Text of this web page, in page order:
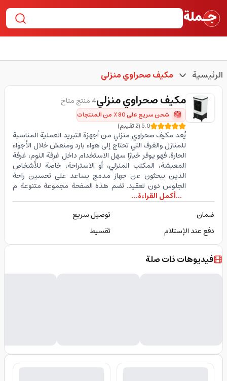
الرئيسية مكيف صحراوي منزلي
مكيف صحراوي منزلي4 منتج متاح
شحن سريع على 80٪ من المنتجات
5.0
(
2تقييم)
يُعد مكيف صحراوي منزلي من أجهزة التبريد العملية المناسبة
للمنازل والغرف التي تحتاج إلى هواء بارد ومنعش خلال الأجواء
الحارة. فهو يوفر خيارًا سهل الاستخدام داخل غرفة النوم، غرفة
المعيشة، المكتب المنزلي، أو الاستراحة، خاصة للأشخاص
الذين يبحثون عن جهاز مدمج يساعد على تحسين راحة
الجلوس دون تعقيد. تضم هذه الصفحة مجموعة متنوعة م
...أكمل القراءة...
ضمان
توصيل سريع
دفع عند الإستلام
تقسيط
فيديوهات ذات صلة